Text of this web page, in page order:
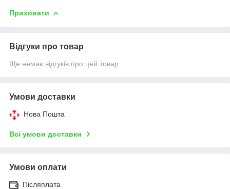
Приховати
Відгуки про товар
Ще немає відгуків про цей товар
Умови доставки
Нова Пошта
Всі умови доставки
Умови оплати
Післяплата